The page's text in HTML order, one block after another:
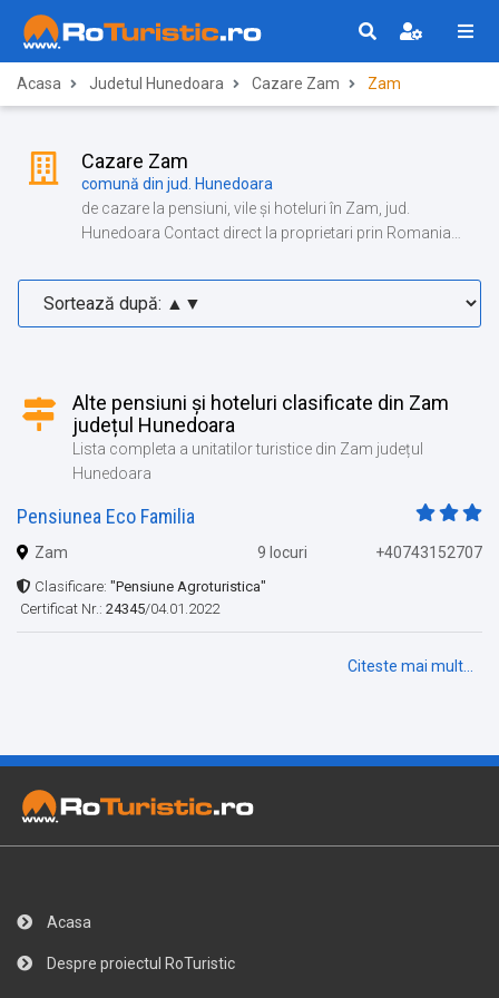
Acasa Judetul Hunedoara Cazare Zam Zam
Cazare Zam
comună din jud. Hunedoara
de cazare la pensiuni, vile și hoteluri în Zam, jud.
Hunedoara Contact direct la proprietari prin Romania
Alte pensiuni și hoteluri clasificate din Zam
județul Hunedoara
Lista completa a unitatilor turistice din Zam județul
Hunedoara
Pensiunea Eco Familia
Zam 9 locuri +40743152707
Clasificare: "Pensiune Agroturistica"
Certificat Nr.: 24345/04.01.2022
Citeste mai mult...
Acasa
Despre proiectul RoTuristic